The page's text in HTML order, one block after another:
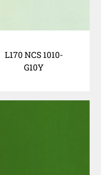
L170 NCS 1010-
G10Y